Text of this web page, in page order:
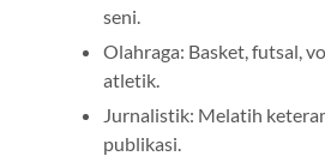
seni.
Olahraga: Basket, futsal,
atletik.
Jurnalistik: Melatih
publikasi.